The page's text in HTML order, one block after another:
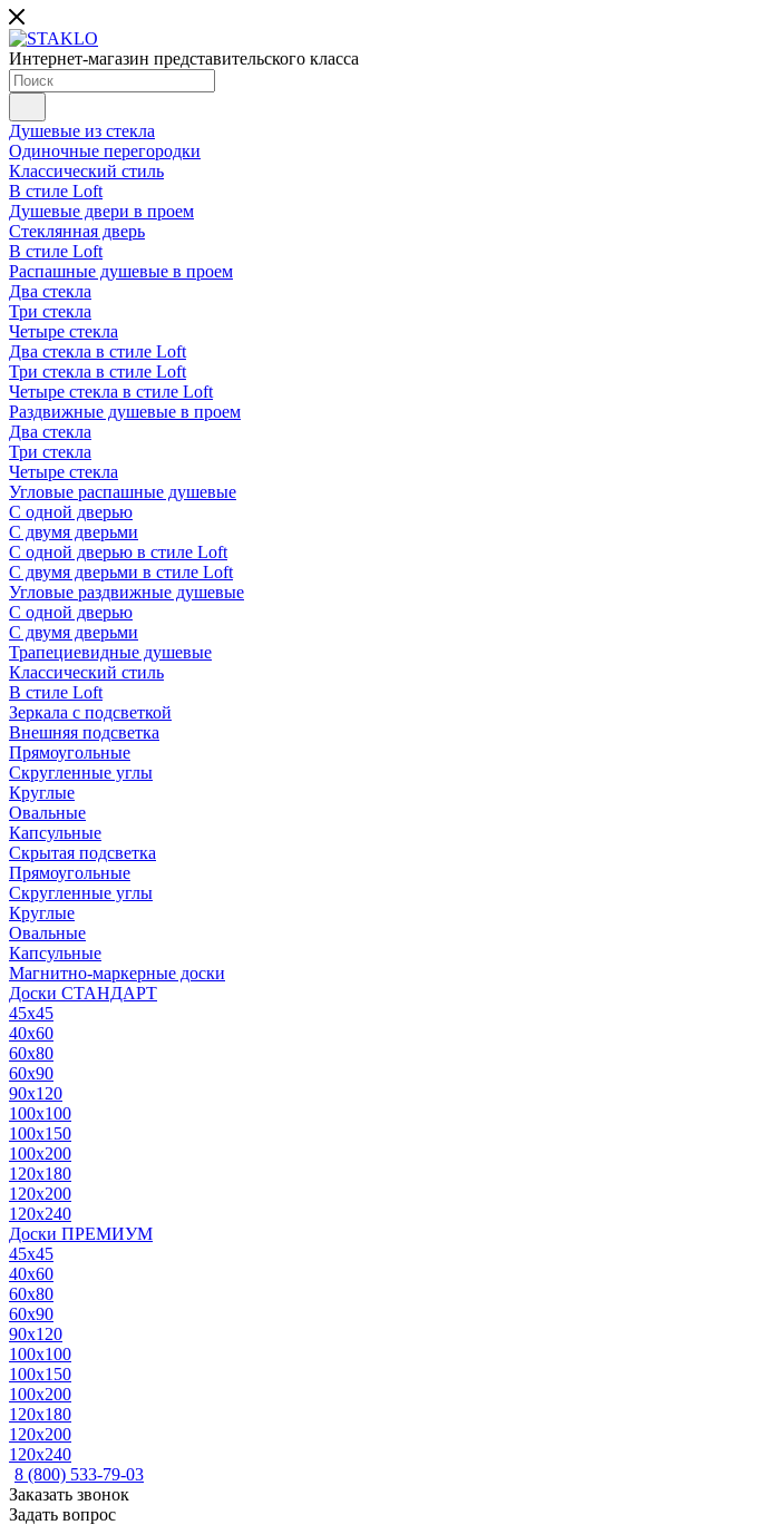
Интернет-магазин представительского класса
Душевые из стекла
Одиночные перегородки
Классический стиль
В стиле Loft
Душевые двери в проем
Стеклянная дверь
В стиле Loft
Распашные душевые в проем
Два стекла
Три стекла
Четыре стекла
Два стекла в стиле Loft
Три стекла в стиле Loft
Четыре стекла в стиле Loft
Раздвижные душевые в проем
Два стекла
Три стекла
Четыре стекла
Угловые распашные душевые
С одной дверью
С двумя дверьми
С одной дверью в стиле Loft
С двумя дверьми в стиле Loft
Угловые раздвижные душевые
С одной дверью
С двумя дверьми
Трапециевидные душевые
Классический стиль
В стиле Loft
Зеркала с подсветкой
Внешняя подсветка
Прямоугольные
Скругленные углы
Круглые
Овальные
Капсульные
Скрытая подсветка
Прямоугольные
Скругленные углы
Круглые
Овальные
Капсульные
Магнитно-маркерные доски
Доски СТАНДАРТ
45x45
40x60
60x80
60x90
90x120
100x100
100x150
100x200
120x180
120x200
120x240
Доски ПРЕМИУМ
45x45
40x60
60x80
60x90
90x120
100x100
100x150
100x200
120x180
120x200
120x240
8 (800) 533-79-03
Заказать звонок
Задать вопрос